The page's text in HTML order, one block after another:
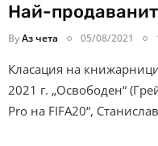
Най-
ByАз чета 05/08/2021
Класация на
2021 г. „Освободен“
Pro на FIFA20“,